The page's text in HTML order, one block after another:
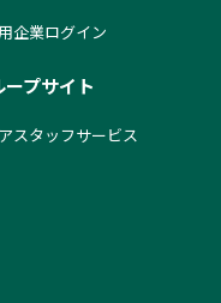
企業ログイン
ープサイト
スタッフサービス